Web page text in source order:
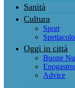
Sanità
Cultura
Sport
Spettacolo
Oggi in città
Buone
Advice